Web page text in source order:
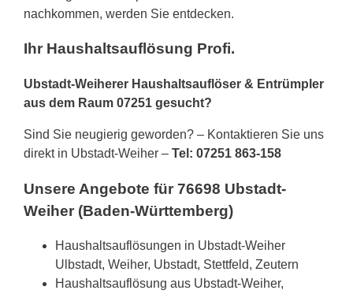
nachkommen, werden Sie entdecken.
Ihr Haushaltsauflösung Profi.
Ubstadt-Weiherer Haushaltsauflöser & Entrümpler
aus dem Raum 07251 gesucht?
Sind Sie neugierig geworden? – Kontaktieren Sie uns
direkt in Ubstadt-Weiher – Tel: 07251 863-158
Unsere Angebote für 76698 Ubstadt-
Weiher (Baden-Württemberg)
Haushaltsauflösungen in Ubstadt-Weiher
Ulbstadt, Weiher, Ubstadt, Stettfeld, Zeutern
Haushaltsauflösung aus Ubstadt-Weiher,